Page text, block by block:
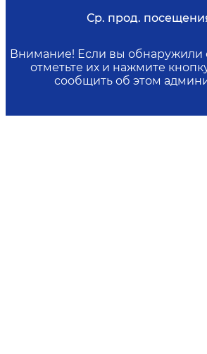
Ср. прод.
Внимание! Если вы обнаружили
отметьте их и нажмите
сообщить об этом